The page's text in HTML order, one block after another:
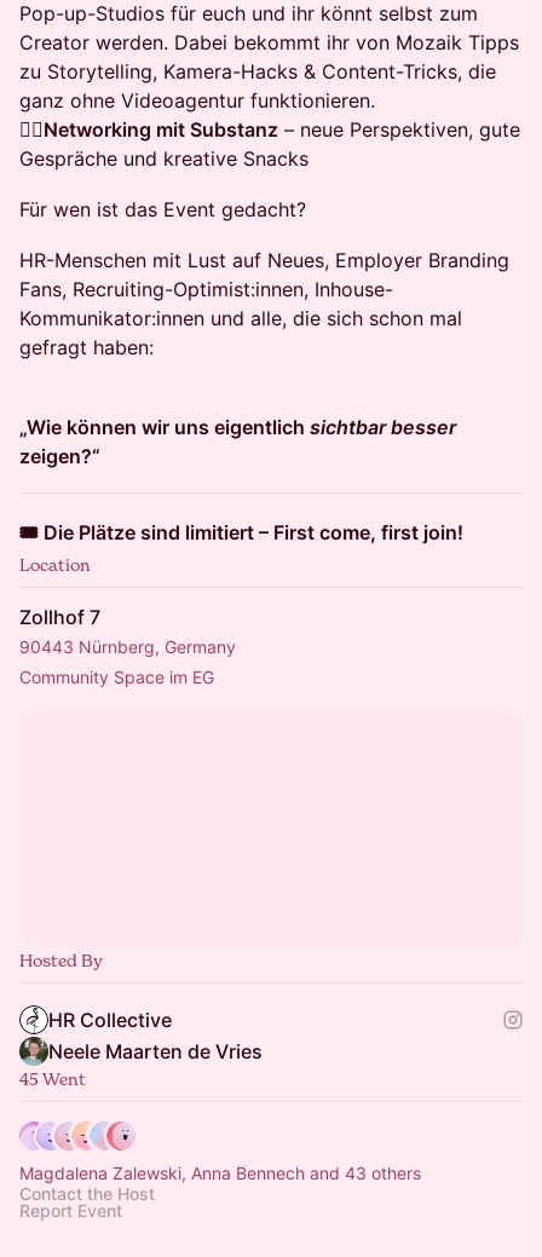
Pop-up-Studios für euch und ihr könnt selbst zum
Creator werden. Dabei bekommt ihr von Mozaik Tipps
zu Storytelling, Kamera-Hacks & Content-Tricks, die
ganz ohne Videoagentur funktionieren.
👉🏻Networking mit Substanz – neue Perspektiven, gute
Gespräche und kreative Snacks
Für wen ist das Event gedacht?
HR-Menschen mit Lust auf Neues, Employer Branding
Fans, Recruiting-Optimist:innen, Inhouse-
Kommunikator:innen und alle, die sich schon mal
gefragt haben:
„Wie können wir uns eigentlich sichtbar besser
zeigen?“
🎟️ Die Plätze sind limitiert – First come, first join!
Location
Zollhof 7
90443 Nürnberg, Germany
Community Space im EG
Hosted By
HR Collective
Neele Maarten de Vries
45 Went
Magdalena Zalewski, Anna Bennech and 43 others
Contact the Host
Report Event